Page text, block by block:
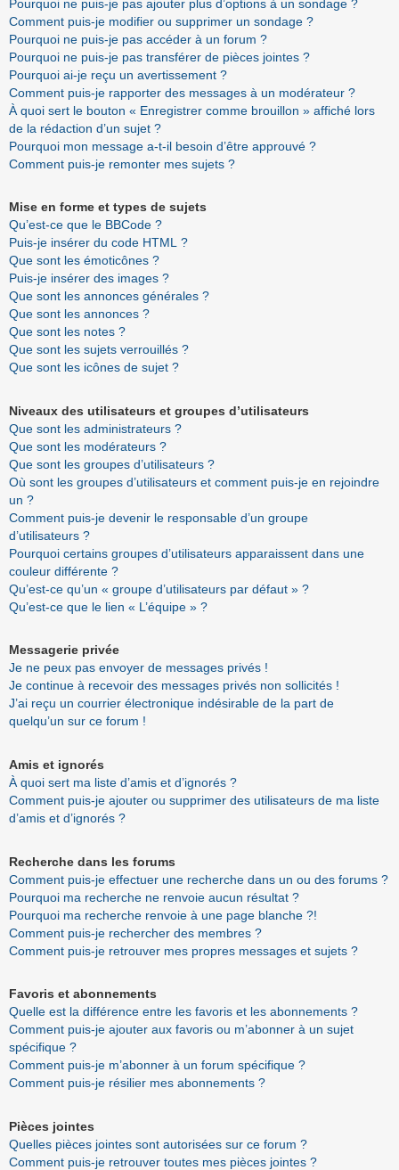
Pourquoi ne puis-je pas ajouter plus d’options à un sondage ?
Comment puis-je modifier ou supprimer un sondage ?
Pourquoi ne puis-je pas accéder à un forum ?
Pourquoi ne puis-je pas transférer de pièces jointes ?
Pourquoi ai-je reçu un avertissement ?
Comment puis-je rapporter des messages à un modérateur ?
À quoi sert le bouton « Enregistrer comme brouillon » affiché lors
de la rédaction d’un sujet ?
Pourquoi mon message a-t-il besoin d’être approuvé ?
Comment puis-je remonter mes sujets ?
Mise en forme et types de sujets
Qu’est-ce que le BBCode ?
Puis-je insérer du code HTML ?
Que sont les émoticônes ?
Puis-je insérer des images ?
Que sont les annonces générales ?
Que sont les annonces ?
Que sont les notes ?
Que sont les sujets verrouillés ?
Que sont les icônes de sujet ?
Niveaux des utilisateurs et groupes d’utilisateurs
Que sont les administrateurs ?
Que sont les modérateurs ?
Que sont les groupes d’utilisateurs ?
Où sont les groupes d’utilisateurs et comment puis-je en rejoindre
un ?
Comment puis-je devenir le responsable d’un groupe
d’utilisateurs ?
Pourquoi certains groupes d’utilisateurs apparaissent dans une
couleur différente ?
Qu’est-ce qu’un « groupe d’utilisateurs par défaut » ?
Qu’est-ce que le lien « L’équipe » ?
Messagerie privée
Je ne peux pas envoyer de messages privés !
Je continue à recevoir des messages privés non sollicités !
J’ai reçu un courrier électronique indésirable de la part de
quelqu’un sur ce forum !
Amis et ignorés
À quoi sert ma liste d’amis et d’ignorés ?
Comment puis-je ajouter ou supprimer des utilisateurs de ma liste
d’amis et d’ignorés ?
Recherche dans les forums
Comment puis-je effectuer une recherche dans un ou des forums ?
Pourquoi ma recherche ne renvoie aucun résultat ?
Pourquoi ma recherche renvoie à une page blanche ?!
Comment puis-je rechercher des membres ?
Comment puis-je retrouver mes propres messages et sujets ?
Favoris et abonnements
Quelle est la différence entre les favoris et les abonnements ?
Comment puis-je ajouter aux favoris ou m’abonner à un sujet
spécifique ?
Comment puis-je m’abonner à un forum spécifique ?
Comment puis-je résilier mes abonnements ?
Pièces jointes
Quelles pièces jointes sont autorisées sur ce forum ?
Comment puis-je retrouver toutes mes pièces jointes ?